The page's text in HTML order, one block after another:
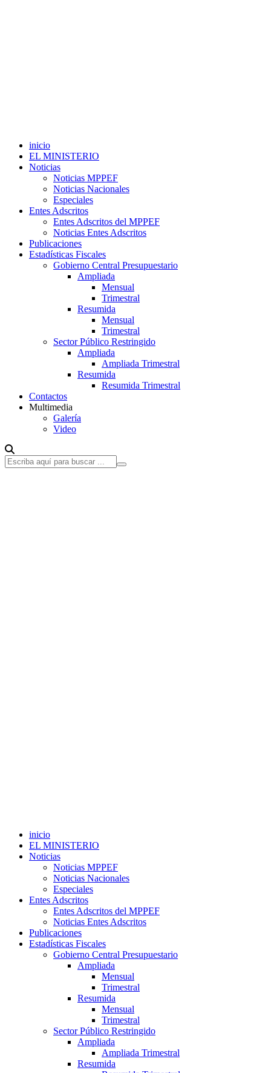
inicio
EL MINISTERIO
Noticias
Noticias MPPEF
Noticias Nacionales
Especiales
Entes Adscritos
Entes Adscritos del MPPEF
Noticias Entes Adscritos
Publicaciones
Estadísticas Fiscales
Gobierno Central Presupuestario
Ampliada
Mensual
Trimestral
Resumida
Mensual
Trimestral
Sector Público Restringido
Ampliada
Ampliada Trimestral
Resumida
Resumida Trimestral
Contactos
Multimedia
Galería
Video
inicio
EL MINISTERIO
Noticias
Noticias MPPEF
Noticias Nacionales
Especiales
Entes Adscritos
Entes Adscritos del MPPEF
Noticias Entes Adscritos
Publicaciones
Estadísticas Fiscales
Gobierno Central Presupuestario
Ampliada
Mensual
Trimestral
Resumida
Mensual
Trimestral
Sector Público Restringido
Ampliada
Ampliada Trimestral
Resumida